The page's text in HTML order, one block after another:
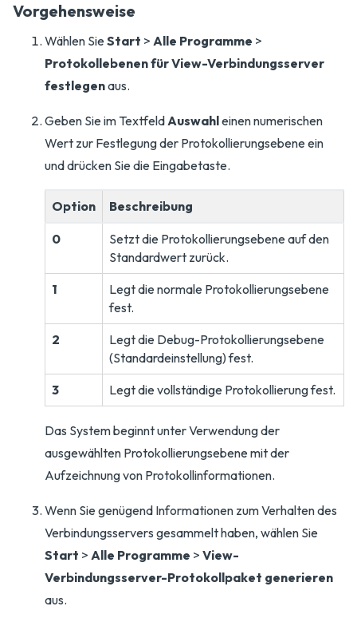
Vorgehensweise
Wählen SieStart > Alle Programme >
Protokollebenen für View-Verbindungsserver
festlegenaus.
Geben Sie im TextfeldAuswahleinen numerischen
Wert zur Festlegung der Protokollierungsebene ein
und drücken Sie die Eingabetaste.
Option Beschreibung
0
Setzt die Protokollierungsebene auf den
Standardwert zurück.
1
Legt die normale Protokollierungsebene
fest.
2
Legt die Debug-Protokollierungsebene
(Standardeinstellung) fest.
3
Legt die vollständige Protokollierung fest.
Das System beginnt unter Verwendung der
ausgewählten Protokollierungsebene mit der
Aufzeichnung von Protokollinformationen.
Wenn Sie genügend Informationen zum Verhalten des
Verbindungsservers gesammelt haben, wählen Sie
Start > Alle Programme > View-
Verbindungsserver-Protokollpaket generieren
aus.